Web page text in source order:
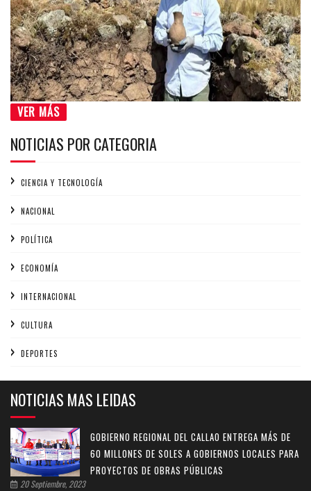
VER MÁS
NOTICIAS POR CATEGORIA
CIENCIA Y TECNOLOGÍA
NACIONAL
POLÍTICA
ECONOMÍA
INTERNACIONAL
CULTURA
DEPORTES
NOTICIAS MAS LEIDAS
GOBIERNO REGIONAL DEL CALLAO ENTREGA MÁS DE
60 MILLONES DE SOLES A GOBIERNOS LOCALES PARA
PROYECTOS DE OBRAS PÚBLICAS
20 Septiembre, 2023